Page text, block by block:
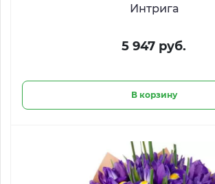
Интрига
5 947 руб.
В корзину